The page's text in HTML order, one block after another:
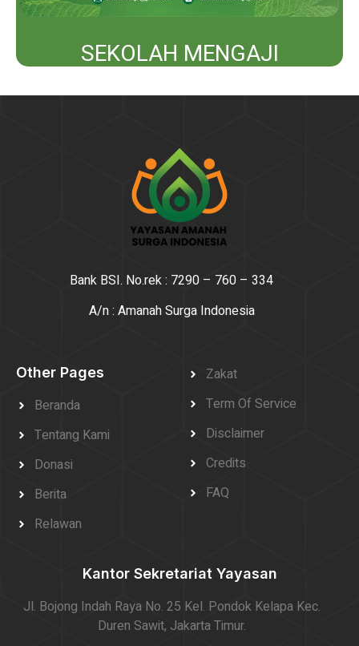
SEKOLAH MENGAJI
Bank BSI. No.rek : 7290 – 760 – 334
A/n : Amanah Surga Indonesia
Other Pages
Beranda
Tentang Kami
Donasi
Berita
Relawan
Zakat
Term Of Service
Disclaimer
Credits
FAQ
Kantor Sekretariat Yayasan
Jl. Bojong Indah Raya No. 25 Kel. Pondok Kelapa Kec.
Duren Sawit, Jakarta Timur.